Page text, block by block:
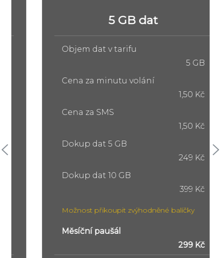
5 GB dat
Objem dat v tarifu
Cena za minutu volání
1,50 Kč
Cena za SMS
1,50 Kč
Dokup dat 5 GB
249 Kč
Dokup dat 10 GB
399 Kč
Možnost přikoupit zvýhodněné balíčky
Měsíční paušál
299 Kč